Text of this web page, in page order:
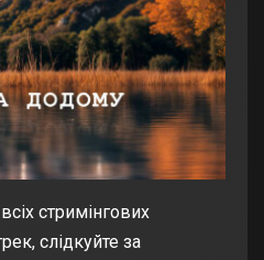
стримінгових
слідкуйте за